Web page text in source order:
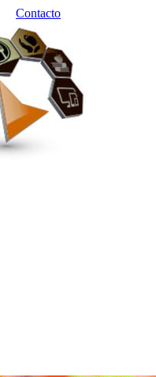
Contacto